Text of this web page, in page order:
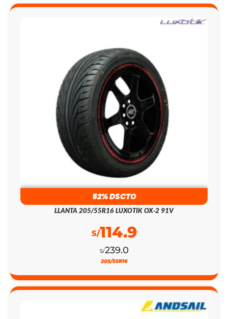
52% DSCTO
LLANTA 205/55R16 LUXOTIK OX-2 91V
S/239.0
S/114.9
205/55R16